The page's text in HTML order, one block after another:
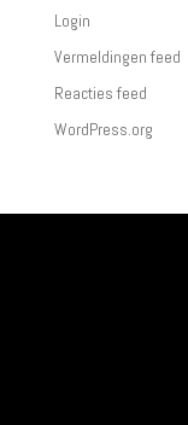
Login
Vermeldingen feed
Reacties feed
WordPress.org